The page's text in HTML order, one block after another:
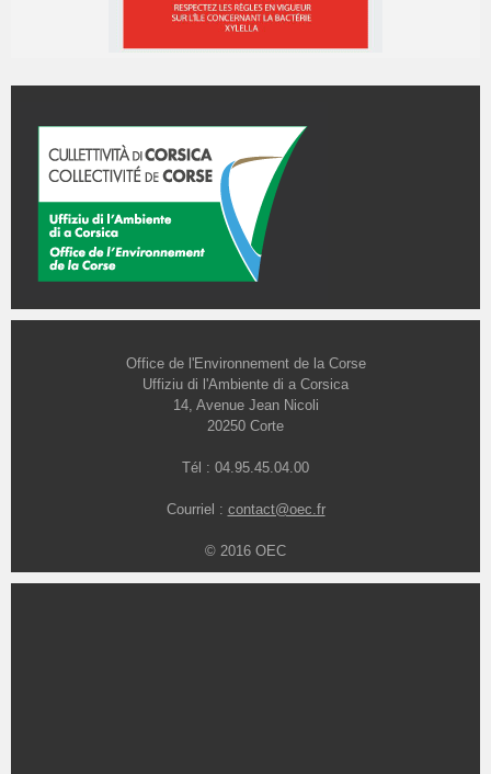
Office de l'Environnement de la Corse
Uffiziu di l'Ambiente di a Corsica
14, Avenue Jean Nicoli
20250 Corte
Tél : 04.95.45.04.00
Courriel : contact@oec.fr
© 2016 OEC